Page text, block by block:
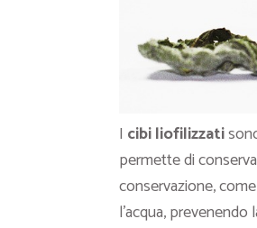
I cibi liofilizzati
permette di
conservazione,
l’acqua,